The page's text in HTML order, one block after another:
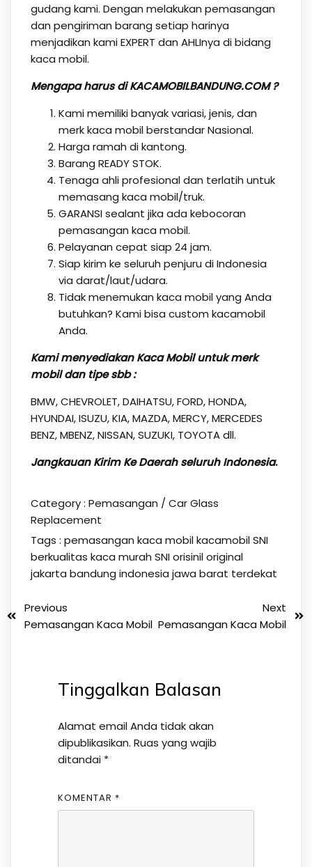
gudang kami. Dengan melakukan pemasangan
dan pengiriman barang setiap harinya
menjadikan kami EXPERT dan AHLInya di bidang
kaca mobil.
Mengapa harus di KACAMOBILBANDUNG.COM ?
Kami memiliki banyak variasi, jenis, dan
merk kaca mobil berstandar Nasional.
Harga ramah di kantong.
Barang READY STOK.
Tenaga ahli profesional dan terlatih untuk
memasang kaca mobil/truk.
GARANSI sealant jika ada kebocoran
pemasangan kaca mobil.
Pelayanan cepat siap 24 jam.
Siap kirim ke seluruh penjuru di Indonesia
via darat/laut/udara.
Tidak menemukan kaca mobil yang Anda
butuhkan? Kami bisa custom kacamobil
Anda.
Kami menyediakan Kaca Mobil untuk merk
mobil dan tipe sbb :
BMW, CHEVROLET, DAIHATSU, FORD, HONDA,
HYUNDAI, ISUZU, KIA, MAZDA, MERCY, MERCEDES
BENZ, MBENZ, NISSAN, SUZUKI, TOYOTA dll.
Jangkauan Kirim Ke Daerah seluruh Indonesia.
Category : Pemasangan / Car Glass
Replacement
Tags : pemasangan kaca mobil kacamobil SNI
berkualitas kaca murah SNI orisinil original
jakarta bandung indonesia jawa barat terdekat
Previous
Pemasangan Kaca Mobil
Next
Pemasangan Kaca Mobil
Tinggalkan Balasan
Alamat email Anda tidak akan
dipublikasikan. Ruas yang wajib
ditandai *
KOMENTAR *